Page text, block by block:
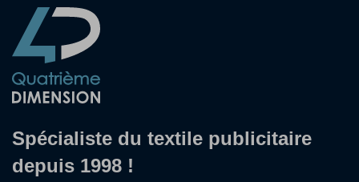
Spécialiste du textile publicitaire
depuis 1998 !